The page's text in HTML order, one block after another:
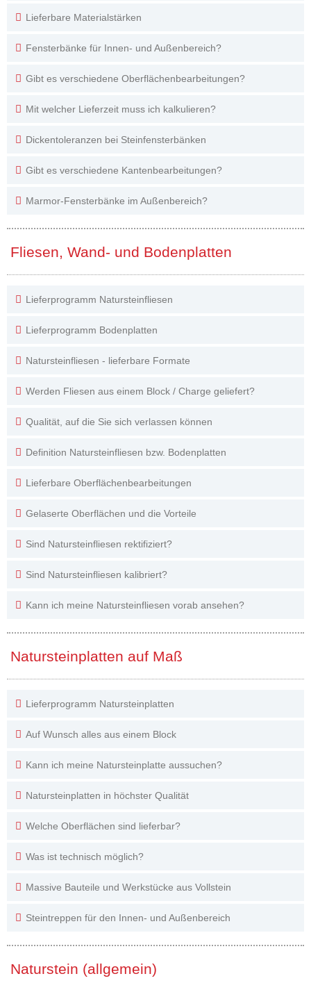
Lieferbare Materialstärken
Fensterbänke für Innen- und Außenbereich?
Gibt es verschiedene Oberflächenbearbeitungen?
Mit welcher Lieferzeit muss ich kalkulieren?
Dickentoleranzen bei Steinfensterbänken
Gibt es verschiedene Kantenbearbeitungen?
Marmor-Fensterbänke im Außenbereich?
Fliesen, Wand- und Bodenplatten
Lieferprogramm Natursteinfliesen
Lieferprogramm Bodenplatten
Natursteinfliesen - lieferbare Formate
Werden Fliesen aus einem Block / Charge geliefert?
Qualität, auf die Sie sich verlassen können
Definition Natursteinfliesen bzw. Bodenplatten
Lieferbare Oberflächenbearbeitungen
Gelaserte Oberflächen und die Vorteile
Sind Natursteinfliesen rektifiziert?
Sind Natursteinfliesen kalibriert?
Kann ich meine Natursteinfliesen vorab ansehen?
Natursteinplatten auf Maß
Lieferprogramm Natursteinplatten
Auf Wunsch alles aus einem Block
Kann ich meine Natursteinplatte aussuchen?
Natursteinplatten in höchster Qualität
Welche Oberflächen sind lieferbar?
Was ist technisch möglich?
Massive Bauteile und Werkstücke aus Vollstein
Steintreppen für den Innen- und Außenbereich
Naturstein (allgemein)